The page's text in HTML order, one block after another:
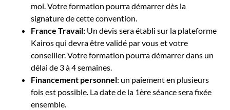
moi. Votre formation pourra démarrer dès la
signature de cette convention.
France Travail: Un devis sera établi sur la plateforme
Kairos qui devra être validé par vous et votre
conseiller. Votre formation pourra démarrer dans un
délai de 3 à 4 semaines.
Financement personnel: un paiement en plusieurs
fois est possible. La date de la 1ère séance sera fixée
ensemble.